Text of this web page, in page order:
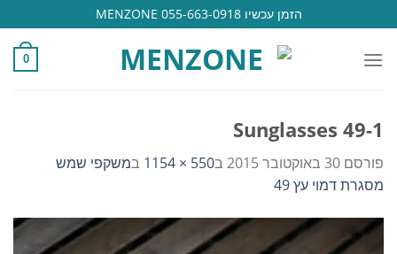
to
content
הזמן עכשיו 055-663-0918 MENZONE
0
Sunglasses 49-1
פורסם 30 באוקטובר 2015 ב550 × 1154 במשקפי שמש
מסגרת דמוי עץ 49